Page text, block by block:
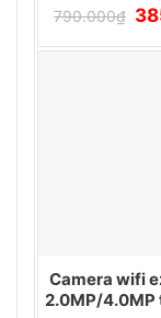
790.000₫ Giá
gốc
là:
Camera wifi
2.0MP/4.0MP